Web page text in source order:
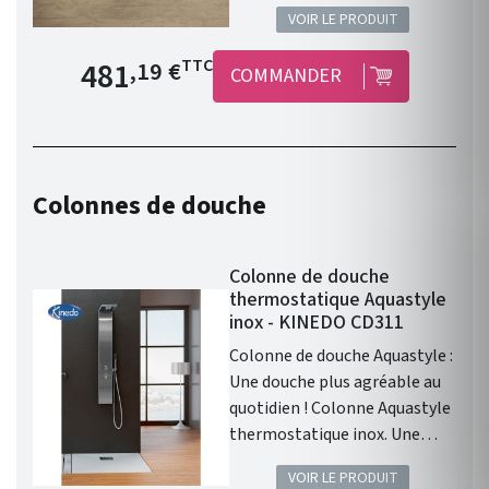
Pratique : Hauteur de
déclenchement très basse : 30
mm. Dimensions: 277 x 138
x 140 mm.
VOIR LE PRODUIT
Prix de base
481,19 €TTC COMMANDER
Colonnes de douche
Colonne de douche
thermostatique Aquastyle
inox - KINEDO CD311
Colonne de douche Aquastyle :
Une douche plus agréable au
quotidien ! Colonne Aquastyle
thermostatique inox. Une
alliance de matériaux
VOIR LE PRODUIT